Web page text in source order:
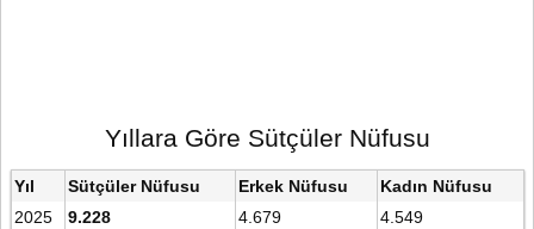
Yıllara Göre Sütçüler Nüfusu
Yıl Sütçüler Nüfusu Erkek Nüfusu
Kadın Nüfusu
2025
9.228 4.679
4.549